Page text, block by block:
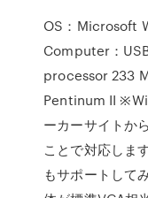
OS：Microsoft
Computer：
processor 233
Pentinum II
ーカーサイトか
ことで対応しま
もサポートして